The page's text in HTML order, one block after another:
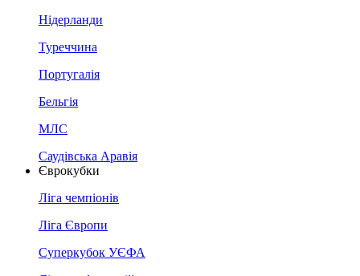
Нідерланди
Туреччина
Португалія
Бельгія
МЛС
Саудівська Аравія
Єврокубки
Ліга чемпіонів
Ліга Європи
Суперкубок УЄФА